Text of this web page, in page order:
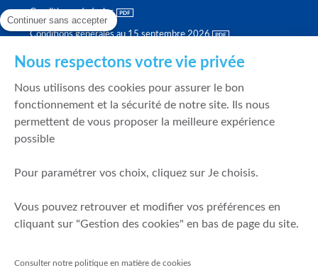
Conditions générales
Conditions générales au 15 septembre 2026
Politique de meilleure sélection
Politique de durabilité
Fonds de garantie des dépôts et de résolution
Mentions légales
Prévention de la fraude
Continuer sans accepter
Nous respectons votre vie privée
Nous utilisons des cookies pour assurer le bon
fonctionnement et la sécurité de notre site. Ils nous
permettent de vous proposer la meilleure expérience
possible
Pour paramétrer vos choix, cliquez sur Je choisis.
Vous pouvez retrouver et modifier vos préférences en
cliquant sur "Gestion des cookies" en bas de page du site.
Consulter notre politique en matière de cookies